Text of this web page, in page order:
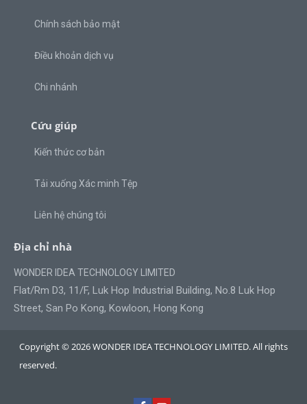
Chính sách bảo mật
Điều khoản dịch vụ
Chi nhánh
Cứu giúp
Kiến thức cơ bản
Tải xuống Xác minh Tệp
Liên hệ chúng tôi
Địa chỉ nhà
WONDER IDEA TECHNOLOGY LIMITED
Flat/Rm D3, 11/F, Luk Hop Industrial Building, No.8 Luk Hop
Street, San Po Kong, Kowloon, Hong Kong
Copyright © 2026 WONDER IDEA TECHNOLOGY LIMITED. All rights
reserved.